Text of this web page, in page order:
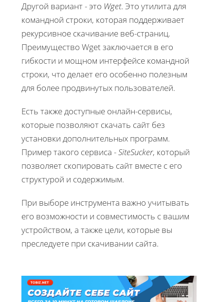
Другой вариант - это Wget. Это утилита для
командной строки, которая поддерживает
рекурсивное скачивание веб-страниц.
Преимущество Wget заключается в его
гибкости и мощном интерфейсе командной
строки, что делает его особенно полезным
для более продвинутых пользователей.
Есть также доступные онлайн-сервисы,
которые позволяют скачать сайт без
установки дополнительных программ.
Пример такого сервиса -SiteSucker, который
позволяет скопировать сайт вместе с его
структурой и содержимым.
При выборе инструмента важно учитывать
его возможности и совместимость с вашим
устройством, а также цели, которые вы
преследуете при скачивании сайта.